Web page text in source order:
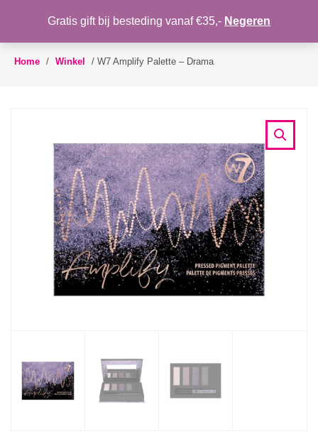
Toggle
WENSLIJST
Home / Winkel / W7 Amplify Palette – Drama
Gratis gift bij besteding vanaf €35,- Negeren